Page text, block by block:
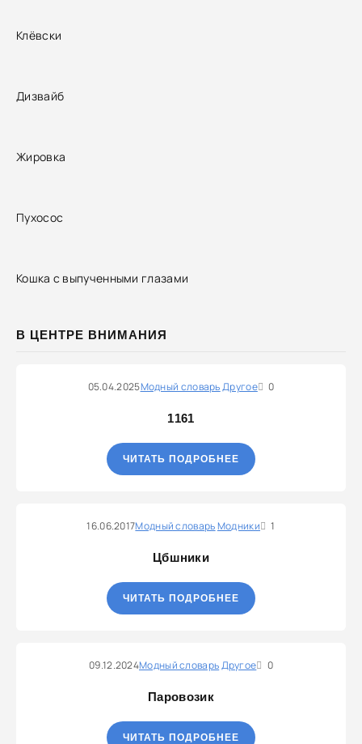
Клёвски
Дизвайб
Жировка
Пухосос
Кошка с выпученными глазами
В ЦЕНТРЕ ВНИМАНИЯ
05.04.2025Модный словарьДругое 0
1161
ЧИТАТЬ ПОДРОБНЕЕ
16.06.2017Модный словарьМодники 1
Цбшники
ЧИТАТЬ ПОДРОБНЕЕ
09.12.2024Модный словарьДругое 0
Паровозик
ЧИТАТЬ ПОДРОБНЕЕ